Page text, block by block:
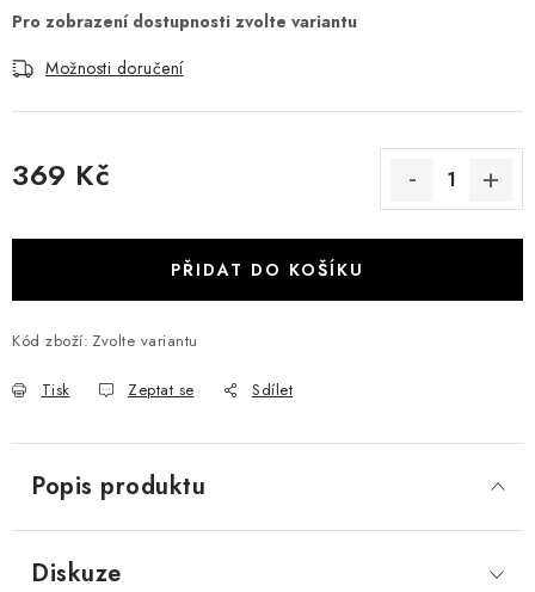
Možnosti doručení
369 Kč
PŘIDAT DO KOŠÍKU
Kód zboží: Zvolte variantu
Tisk Zeptat se Sdílet
Popis produktu
Diskuze